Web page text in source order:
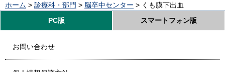
ホーム > 診療科・部門 > 脳卒中センター > くも膜下出血
PC版
スマートフォン版
お問い合わせ